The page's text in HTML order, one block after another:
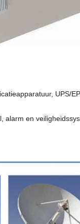
UPS/
alarm en